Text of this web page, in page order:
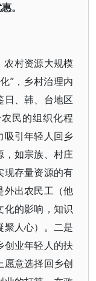
。
农村资源大规模
”，乡村治理内
日、韩、台地区
民的组织化程
吸引年轻人回乡
，如宗族、村庄
现存量资源的有
外出农民工（他
化的影响，知识
聚人心）。二是
创业年轻人的扶
愿意选择回乡创